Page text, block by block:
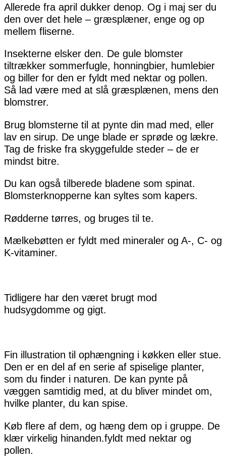
Allerede fra april dukker denop. Og i maj ser du
den over det hele – græsplæner, enge og op
mellem fliserne.
Insekterne elsker den. De gule blomster
tiltrækker sommerfugle, honningbier, humlebier
og biller for den er fyldt med nektar og pollen.
Så lad være med at slå græsplænen, mens den
blomstrer.
Brug blomsterne til at pynte din mad med, eller
lav en sirup. De unge blade er sprøde og lækre.
Tag de friske fra skyggefulde steder – de er
mindst bitre.
Du kan også tilberede bladene som spinat.
Blomsterknopperne kan syltes som kapers.
Rødderne tørres, og bruges til te.
Mælkebøtten er fyldt med mineraler og A-, C- og
K-vitaminer.
Tidligere har den været brugt mod
hudsygdomme og gigt.
Fin illustration til ophængning i køkken eller stue.
Den er en del af en serie af spiselige planter,
som du finder i naturen. De kan pynte på
væggen samtidig med, at du bliver mindet om,
hvilke planter, du kan spise.
Køb flere af dem, og hæng dem op i gruppe. De
klær virkelig hinanden.fyldt med nektar og
pollen.